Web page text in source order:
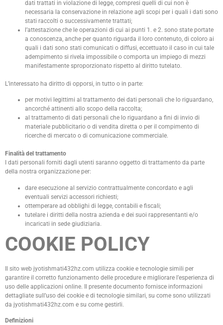
dati trattati in violazione di legge, compresi quelli di cui non è
necessaria la conservazione in relazione agli scopi per i quali i dati sono
stati raccolti o successivamente trattati;
l’attestazione che le operazioni di cui ai punti 1. e 2. sono state portate
a conoscenza, anche per quanto riguarda il loro contenuto, di coloro ai
quali i dati sono stati comunicati o diffusi, eccettuato il caso in cui tale
adempimento si rivela impossibile o comporta un impiego di mezzi
manifestamente sproporzionato rispetto al diritto tutelato.
L’interessato ha diritto di opporsi, in tutto o in parte:
per motivi legittimi al trattamento dei dati personali che lo riguardano,
ancorché attinenti allo scopo della raccolta;
al trattamento di dati personali che lo riguardano a fini di invio di
materiale pubblicitario o di vendita diretta o per il compimento di
ricerche di mercato o di comunicazione commerciale.
Finalità del trattamento
I dati personali forniti dagli utenti saranno oggetto di trattamento da parte
della nostra organizzazione per:
dare esecuzione al servizio contrattualmente concordato e agli
eventuali servizi accessori richiesti;
ottemperare ad obblighi di legge, contabili e fiscali;
tutelare i diritti della nostra azienda e dei suoi rappresentanti e/o
incaricati in sede giudiziaria.
COOKIE POLICY
Il sito web jyotishmati432hz.com utilizza cookie e tecnologie simili per
garantire il corretto funzionamento delle procedure e migliorare l’esperienza di
uso delle applicazioni online. Il presente documento fornisce informazioni
dettagliate sull’uso dei cookie e di tecnologie similari, su come sono utilizzati
da jyotishmati432hz.com e su come gestirli.
Definizioni